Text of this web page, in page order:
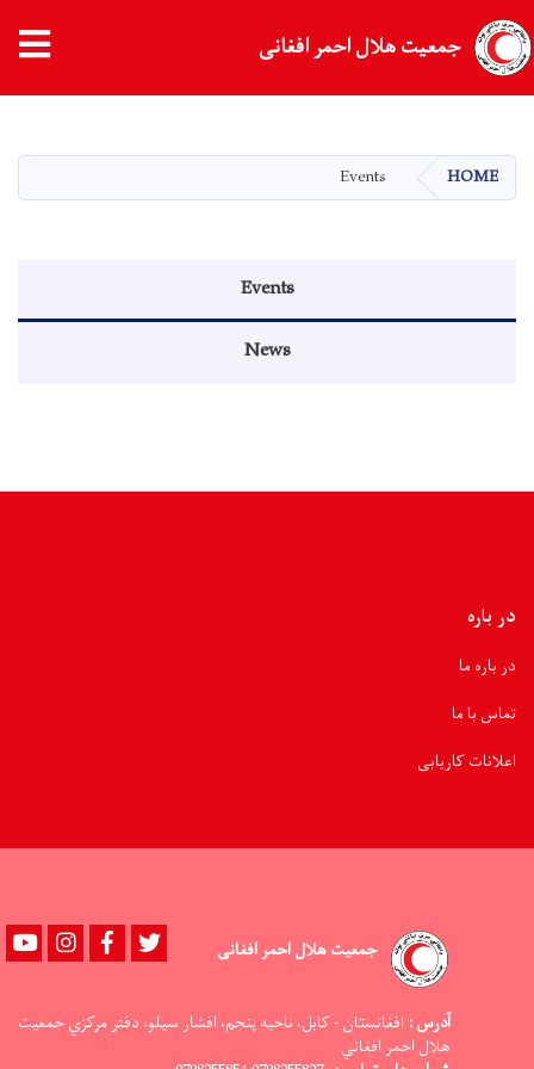
content
جمعیت هلال احمر افغانی
HOME
Events
Events
News
در باره
در باره ما
تماس با ما
اعلانات کاریابی
جمعیت هلال احمر افغانی YoutubeinstagramFacebook
آدرس : افغانستان - کابل، ناحيه پنجم، افشار سيلو، دفتر مرکزي جمعيت
هلال احمر افغاني